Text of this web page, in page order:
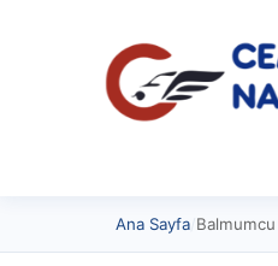
Ana Sayfa